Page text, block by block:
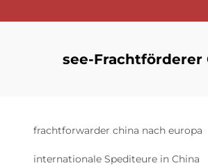
see-Frachtförderer
frachtforwarder china nach europa
internationale Spediteure in China